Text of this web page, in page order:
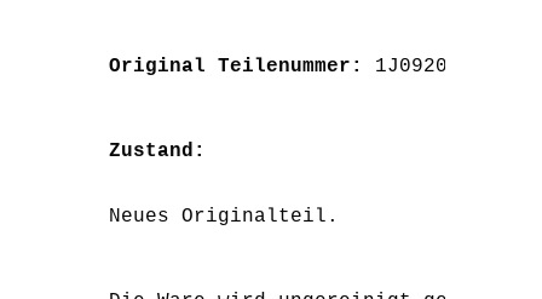
Original Teilenummer: 1J0920825BX
Zustand:
Neues Originalteil.